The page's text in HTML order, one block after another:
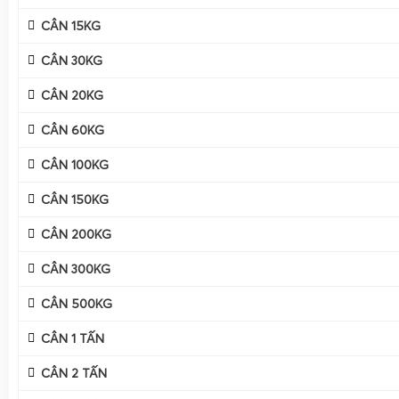
CÂN 15KG
CÂN 30KG
CÂN 20KG
CÂN 60KG
CÂN 100KG
CÂN 150KG
CÂN 200KG
CÂN 300KG
CÂN 500KG
CÂN 1 TẤN
CÂN 2 TẤN